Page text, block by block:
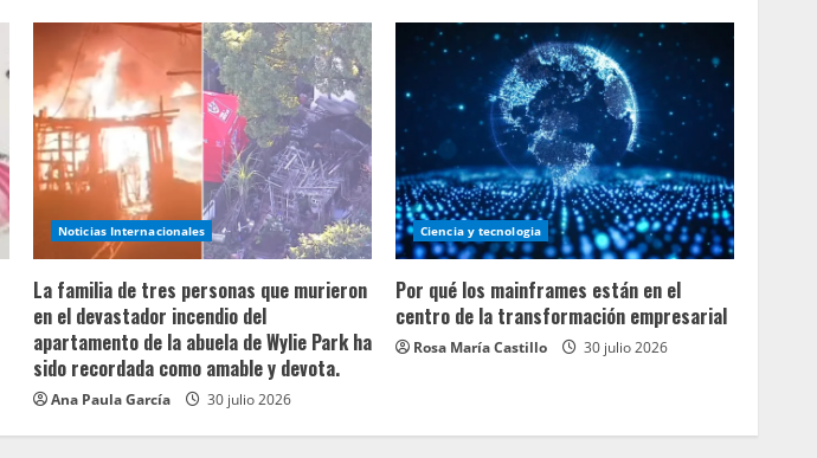
Noticias Internacionales
La familia de tres personas que murieron
en el devastador incendio del
apartamento de la abuela de Wylie Park ha
sido recordada como amable y devota.
Ana Paula García 30 julio 2026
Ciencia y tecnologia
Por qué los mainframes están en el
centro de la transformación empresarial
Rosa María Castillo 30 julio 2026